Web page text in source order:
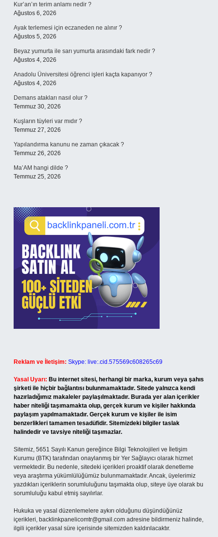
Kur’an’ın terim anlamı nedir ?
Ağustos 6, 2026
Ayak terlemesi için eczaneden ne alınır ?
Ağustos 5, 2026
Beyaz yumurta ile sarı yumurta arasındaki fark nedir ?
Ağustos 4, 2026
Anadolu Üniversitesi öğrenci işleri kaçta kapanıyor ?
Ağustos 4, 2026
Demans atakları nasıl olur ?
Temmuz 30, 2026
Kuşların tüyleri var mıdır ?
Temmuz 27, 2026
Yapılandırma kanunu ne zaman çıkacak ?
Temmuz 26, 2026
Ma’AM hangi dilde ?
Temmuz 25, 2026
Reklam ve İletişim: Skype: live:.cid.575569c608265c69
Yasal Uyarı: Bu internet sitesi, herhangi bir marka, kurum veya şahıs
şirketi ile hiçbir bağlantısı bulunmamaktadır. Sitede yalnızca kendi
hazırladığımız makaleler paylaşılmaktadır. Burada yer alan içerikler
haber niteliği taşımamakta olup, gerçek kurum ve kişiler hakkında
paylaşım yapılmamaktadır. Gerçek kurum ve kişiler ile isim
benzerlikleri tamamen tesadüfidir. Sitemizdeki bilgiler taslak
halindedir ve tavsiye niteliği taşımazlar.
Sitemiz, 5651 Sayılı Kanun gereğince Bilgi Teknolojileri ve İletişim
Kurumu (BTK) tarafından onaylanmış bir Yer Sağlayıcı olarak hizmet
vermektedir. Bu nedenle, sitedeki içerikleri proaktif olarak denetleme
veya araştırma yükümlülüğümüz bulunmamaktadır. Ancak, üyelerimiz
yazdıkları içeriklerin sorumluluğunu taşımakta olup, siteye üye olarak bu
sorumluluğu kabul etmiş sayılırlar.
Hukuka ve yasal düzenlemelere aykırı olduğunu düşündüğünüz
içerikleri, backlinkpanelicomtr@gmail.com adresine bildirmeniz halinde,
ilgili içerikler yasal süre içerisinde sitemizden kaldırılacaktır.